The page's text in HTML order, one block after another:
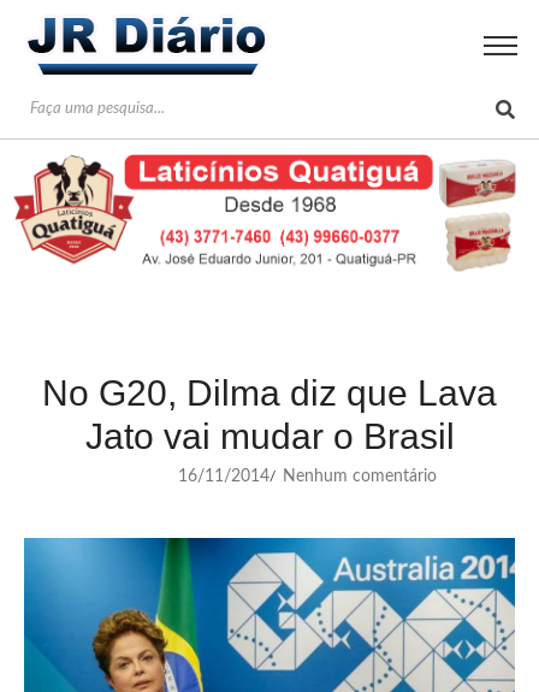
No G20, Dilma diz que Lava
Jato vai mudar o Brasil
16/11/2014/ Nenhum comentário